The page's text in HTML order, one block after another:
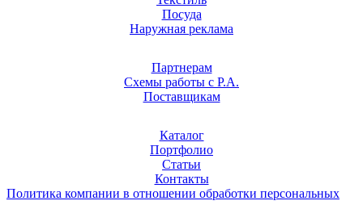
Посуда
Наружная реклама
Партнерам
Схемы работы с Р.А.
Поставщикам
Каталог
Портфолио
Статьи
Контакты
Политика компании в отношении обработки персональных